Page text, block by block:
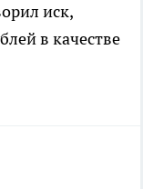
иск,
в качестве